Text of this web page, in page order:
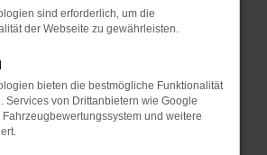
Seite in einem anderen Browser
privaten Fenster?
helfen, vorübergehende
beheben.
dass dein Browser und dein
auf dem neuesten Stand sind.
sind erforderlich, um die
der Webseite zu gewährleisten.
bieten die bestmögliche Funktionalität
Services von Drittanbietern wie Google
Fahrzeugbewertungssystem und weitere